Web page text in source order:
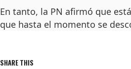
En tanto, la PN afirmó que
que hasta el momento se
SHARE THIS